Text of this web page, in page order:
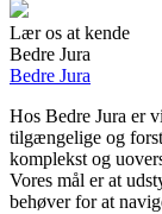
Lær os at kende
Bedre Jura
Bedre Jura
Hos Bedre Jura er
tilgængelige og
komplekst og
Vores mål er at
behøver for at